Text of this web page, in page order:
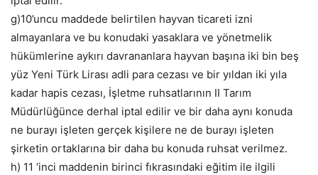
g)10’uncu maddede belirtilen hayvan ticareti izni
almayanlara ve bu konudaki yasaklara ve yönetmelik
hükümlerine aykırı davrananlara hayvan başına iki bin beş
yüz Yeni Türk Lirası adli para cezası ve bir yıldan iki yıla
kadar hapis cezası, İşletme ruhsatlarının II Tarım
Müdürlüğünce derhal iptal edilir ve bir daha aynı konuda
ne burayı işleten gerçek kişilere ne de burayı işleten
şirketin ortaklarına bir daha bu konuda ruhsat verilmez.
h) 11 ‘inci maddenin birinci fıkrasındaki eğitim ile ilgili